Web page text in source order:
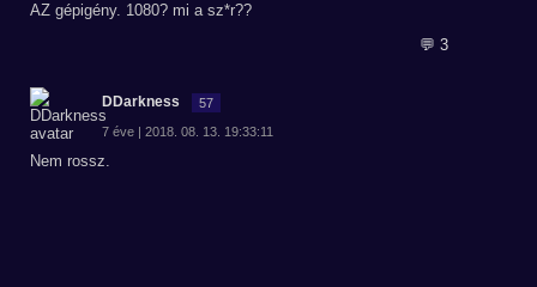
AZ gépigény. 1080? mi a sz*r??
💬 3
DDarkness 57
7 éve | 2018. 08. 13. 19:33:11
Nem rossz.